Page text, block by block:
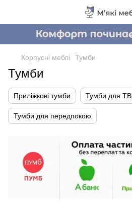
Корпусні меблі Тумби
Тумби
Приліжкові тумби Тумби для ТВ
Тумби для передпокою